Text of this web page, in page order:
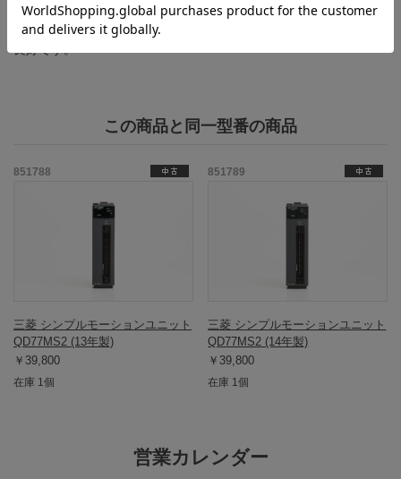
細かな傷や汚れが数箇所ございますが、目立つものは無く状態は
良好です。
この商品と同一型番の商品
851788
三菱 シンプルモーションユニット
QD77MS2 (13年製)
￥39,800
在庫 1個
851789
三菱 シンプルモーションユニット
QD77MS2 (14年製)
￥39,800
在庫 1個
営業カレンダー